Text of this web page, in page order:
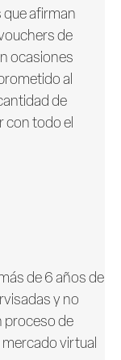
afirman
de
ocasiones
al
de
con todo el
de 6 años de
y no
proceso de
mercado virtual